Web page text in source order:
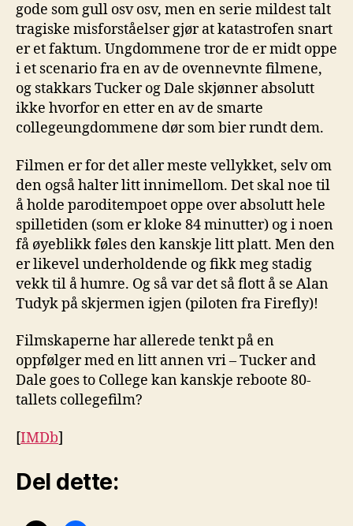
gode som gull osv osv, men en serie mildest talt
tragiske misforståelser gjør at katastrofen snart
er et faktum. Ungdommene tror de er midt oppe
i et scenario fra en av de ovennevnte filmene,
og stakkars Tucker og Dale skjønner absolutt
ikke hvorfor en etter en av de smarte
collegeungdommene dør som bier rundt dem.
Filmen er for det aller meste vellykket, selv om
den også halter litt innimellom. Det skal noe til
å holde paroditempoet oppe over absolutt hele
spilletiden (som er kloke 84 minutter) og i noen
få øyeblikk føles den kanskje litt platt. Men den
er likevel underholdende og fikk meg stadig
vekk til å humre. Og så var det så flott å se Alan
Tudyk på skjermen igjen (piloten fra Firefly)!
Filmskaperne har allerede tenkt på en
oppfølger med en litt annen vri – Tucker and
Dale goes to College kan kanskje reboote 80-
tallets collegefilm?
[IMDb]
Del dette: